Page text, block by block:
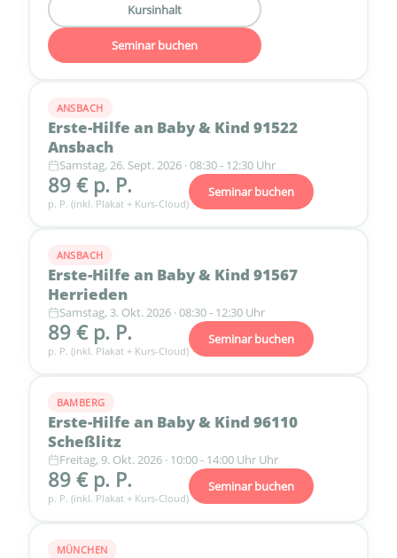
Kursinhalt
Seminar buchen
ANSBACH
Erste-Hilfe an Baby & Kind 91522
Ansbach
Samstag, 26. Sept. 2026 · 08:30 - 12:30 Uhr
89 € p. P.
p. P. (inkl. Plakat + Kurs-Cloud)
Seminar buchen
ANSBACH
Erste-Hilfe an Baby & Kind 91567
Herrieden
Samstag, 3. Okt. 2026 · 08:30 - 12:30 Uhr
89 € p. P.
p. P. (inkl. Plakat + Kurs-Cloud)
Seminar buchen
BAMBERG
Erste-Hilfe an Baby & Kind 96110
Scheßlitz
Freitag, 9. Okt. 2026 · 10:00 - 14:00 Uhr Uhr
89 € p. P.
p. P. (inkl. Plakat + Kurs-Cloud)
Seminar buchen
MÜNCHEN